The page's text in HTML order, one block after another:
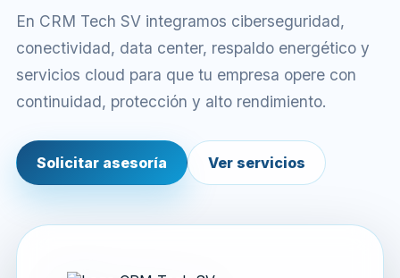
En CRM Tech SV integramos ciberseguridad,
conectividad, data center, respaldo energético y
servicios cloud para que tu empresa opere con
continuidad, protección y alto rendimiento.
Solicitar asesoría Ver servicios